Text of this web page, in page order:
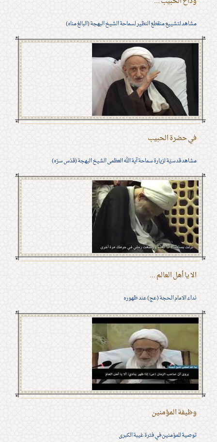
مشاهد لتشييع منقطع النظير لسماحة الشيخ البهجة (البالغ مناه)
في حضرة الحبيب
مشاهد قدسيّة لزيارة سماحة آية الله العظمى الشيخ البهجة (قدّس سرّه)
الا يا أهل العالم ...
نداء الامام الحجة (عج) عند ظهوره
وظيفة المؤمنين
توصية للمؤمنين في فترة غيبة الكبرى